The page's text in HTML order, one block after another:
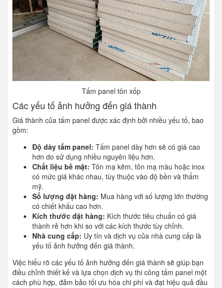
Tấm panel tôn xốp
Các yếu tố ảnh hưởng đến giá thành
Giá thành của tấm panel được xác định bởi nhiều yếu tố, bao
gồm:
Độ dày tấm panel: Tấm panel dày hơn sẽ có giá cao
hơn do sử dụng nhiều nguyên liệu hơn.
Chất liệu bề mặt: Tôn mạ kẽm, tôn mạ màu hoặc inox
có mức giá khác nhau, tùy thuộc vào độ bền và thẩm
mỹ.
Số lượng đặt hàng: Mua hàng với số lượng lớn thường
có chiết khấu cao hơn.
Kích thước đặt hàng: Kích thước tiêu chuẩn có giá
thành rẻ hơn khi so với các kích thước tùy chỉnh.
Nhà cung cấp: Uy tín và dịch vụ của nhà cung cấp là
yếu tố ảnh hưởng đến giá thành.
Việc hiểu rõ các yếu tố ảnh hưởng đến giá thành sẽ giúp bạn
điều chỉnh thiết kế và lựa chọn dịch vụ thi công tấm panel một
cách phù hợp, đảm bảo tối ưu hóa chi phí và đạt hiệu quả đầu